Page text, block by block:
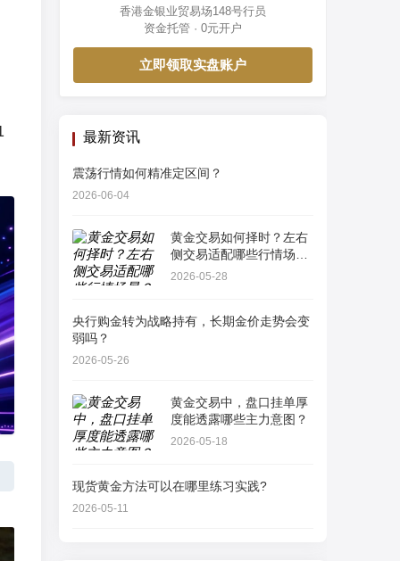
香港金银业贸易场148号行员
资金托管 · 0元开户
立即领取实盘账户
最新资讯
震荡行情如何精准定区间？
2026-06-04
黄金交易如何择时？左右
侧交易适配哪些行情场
景？
2026-05-28
央行购金转为战略持有，长期金价走势会变
弱吗？
2026-05-26
黄金交易中，盘口挂单厚
度能透露哪些主力意图？
2026-05-18
现货黄金方法可以在哪里练习实践?
2026-05-11